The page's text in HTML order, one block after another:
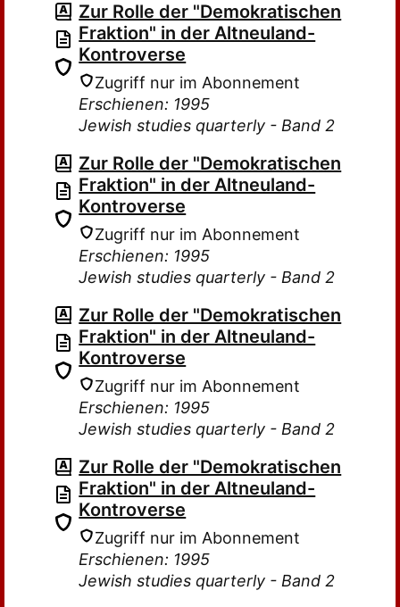
Zur Rolle der "Demokratischen
Fraktion" in der Altneuland-
Kontroverse
Zugriff nur im Abonnement
Erschienen: 1995
Jewish studies quarterly - Band 2
Zur Rolle der "Demokratischen
Fraktion" in der Altneuland-
Kontroverse
Zugriff nur im Abonnement
Erschienen: 1995
Jewish studies quarterly - Band 2
Zur Rolle der "Demokratischen
Fraktion" in der Altneuland-
Kontroverse
Zugriff nur im Abonnement
Erschienen: 1995
Jewish studies quarterly - Band 2
Zur Rolle der "Demokratischen
Fraktion" in der Altneuland-
Kontroverse
Zugriff nur im Abonnement
Erschienen: 1995
Jewish studies quarterly - Band 2